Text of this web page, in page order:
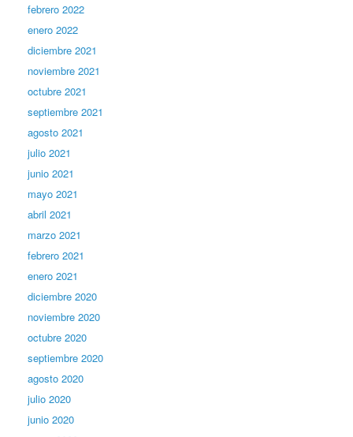
febrero 2022
enero 2022
diciembre 2021
noviembre 2021
octubre 2021
septiembre 2021
agosto 2021
julio 2021
junio 2021
mayo 2021
abril 2021
marzo 2021
febrero 2021
enero 2021
diciembre 2020
noviembre 2020
octubre 2020
septiembre 2020
agosto 2020
julio 2020
junio 2020